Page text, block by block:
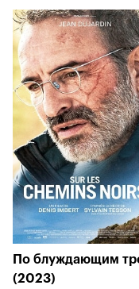
По блуждающим
(2023)